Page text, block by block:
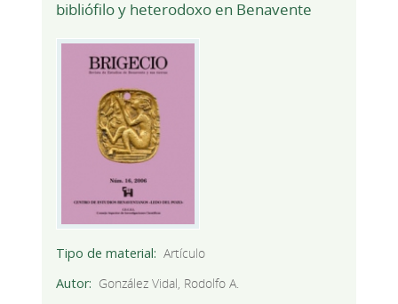
bibliófilo y heterodoxo en Benavente
Tipo de material
Artículo
Autor
González Vidal, Rodolfo A.